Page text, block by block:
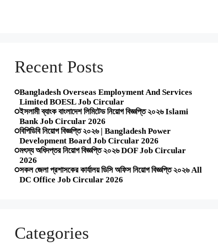
Recent Posts
Bangladesh Overseas Employment And Services
Limited BOESL Job Circular
ইসলামী ব্যাংক বাংলাদেশ লিমিটেড নিয়োগ বিজ্ঞপ্তি ২০২৬ Islami
Bank Job Circular 2026
বিপিডিবি নিয়োগ বিজ্ঞপ্তি ২০২৬ | Bangladesh Power
Development Board Job Circular 2026
মৎস্য অধিদপ্তর নিয়োগ বিজ্ঞপ্তি ২০২৬ DOF Job Circular
2026
সকল জেলা প্রশাসকের কার্যালয় ডিসি অফিস নিয়োগ বিজ্ঞপ্তি ২০২৬ All
DC Office Job Circular 2026
Categories